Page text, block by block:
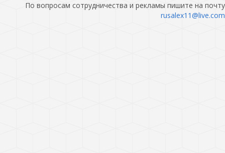
По вопросам сотрудничества и рекламы пишите на почту
rusalex11@live.com